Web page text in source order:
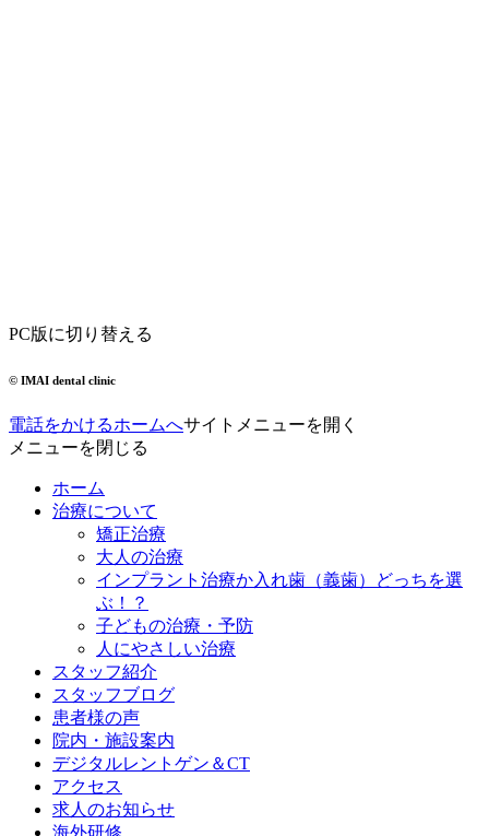
PC版に切り替える
© IMAI dental clinic
電話をかけるホームへサイトメニューを開く
メニューを閉じる
ホーム
治療について
矯正治療
大人の治療
インプラント治療か入れ歯（義歯）どっちを選
ぶ！？
子どもの治療・予防
人にやさしい治療
スタッフ紹介
スタッフブログ
患者様の声
院内・施設案内
デジタルレントゲン＆CT
アクセス
求人のお知らせ
海外研修